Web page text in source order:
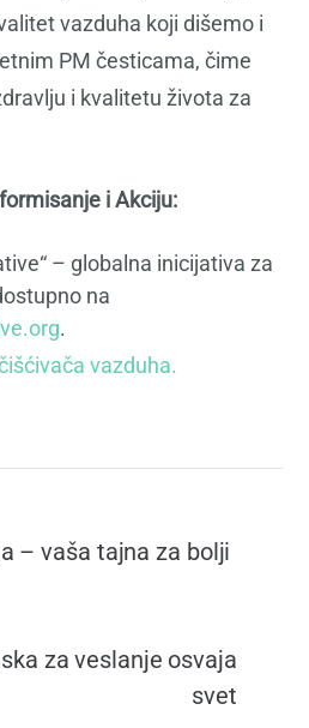
vazduha koji dišemo i
PM česticama, čime
i kvalitetu života za
i Akciju:
– globalna inicijativa za
na
.
vazduha.
– vaša tajna za bolji
za veslanje osvaja
svet